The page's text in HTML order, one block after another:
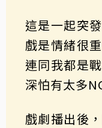
這是一起突
戲是情緒很
連同我都是
深怕有太多
戲劇播出後